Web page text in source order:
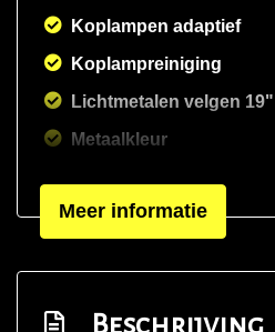
Koplampen adaptief
Koplampreiniging
Lichtmetalen velgen 19"
Metaalkleur
Parkeersensor voor en
Meer informatie
Beschrijving